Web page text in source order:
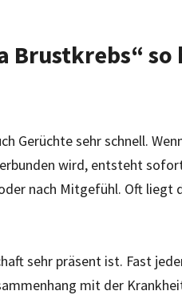
Brustkrebs“
Gerüchte sehr schnell.
wird, entsteht
nach Mitgefühl. Oft liegt
sehr präsent ist. Fast
mit der